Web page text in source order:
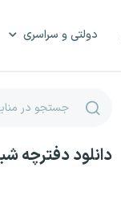
دولتی و سراسری
دانلود دفترچه